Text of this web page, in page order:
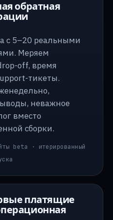
обратная
с 5–20 реальными
Меряем
off, время
тикеты.
неважное
вместо
сборки.
beta · итерированный
платящие